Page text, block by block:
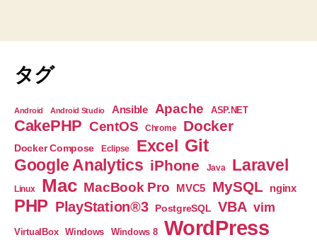
タグ
Android Android Studio Ansible Apache ASP.NET
CakePHP CentOS Chrome Docker
Docker Compose Eclipse Excel Git
Google Analytics iPhone Java Laravel
Linux Mac MacBook Pro MVC5 MySQL nginx
PHP PlayStation®3 PostgreSQL VBA vim
VirtualBox Windows Windows 8 WordPress